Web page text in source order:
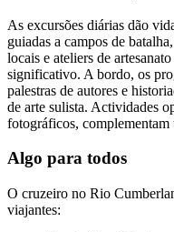
As excursões diárias dão
guiadas a campos de
locais e ateliers de
significativo. A bordo, os
palestras de autores e
de arte sulista. Actividades
fotográficos,
Algo para todos
O cruzeiro no Rio
viajantes: